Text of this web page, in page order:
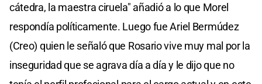
cátedra, la maestra ciruela" añadió a lo que Morel
respondía políticamente. Luego fue Ariel Bermúdez
(Creo) quien le señaló que Rosario vive muy mal por la
inseguridad que se agrava día a día y le dijo que no